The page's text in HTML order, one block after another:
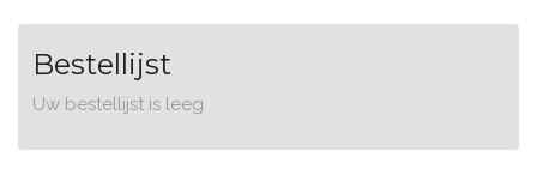
Bestellijst
Uw bestellijst is leeg